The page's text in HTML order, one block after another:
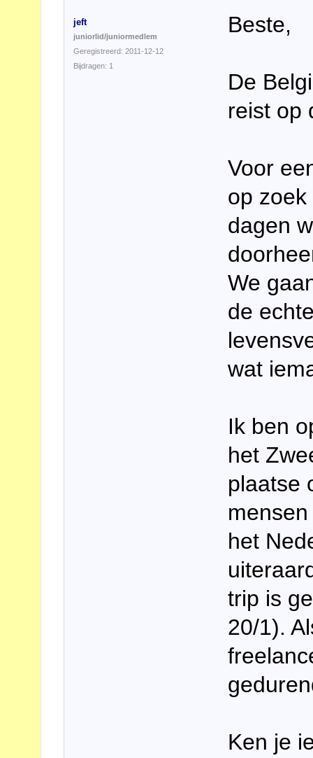
jeft
juniorlid/juniormedlem
Geregistreerd: 2011-12-12
Bijdragen: 1
Beste,
De
reist op
Voor
op
dagen
We
de
wat
Ik ben
het
plaatse
het
trip is
20/1).
Ken je